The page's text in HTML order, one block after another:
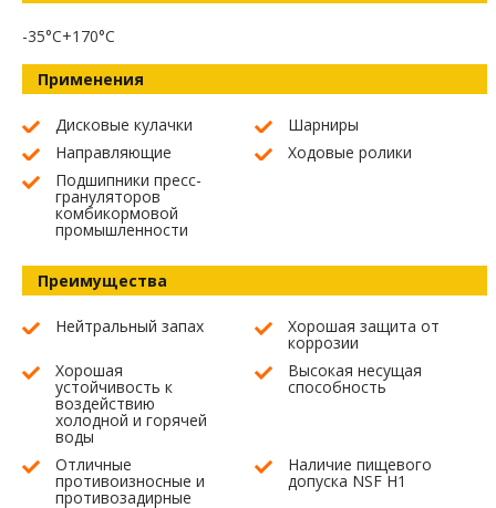
-35°C+170°C
Применения
Дисковые кулачки
Шарниры
Направляющие
Ходовые ролики
Подшипники пресс-
грануляторов
комбикормовой
промышленности
Преимущества
Нейтральный запах Хорошая защита от
коррозии
Хорошая
устойчивость к
воздействию
холодной и горячей
воды
Высокая несущая
способность
Отличные
противоизносные и
противозадирные
Наличие пищевого
допуска NSF H1